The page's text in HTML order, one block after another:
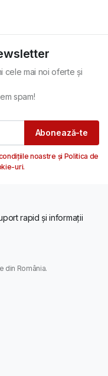
cele mai noi oferte și
spam!
Abonează-te
noastre și Politica de
uri.
rapid și informații
din România.